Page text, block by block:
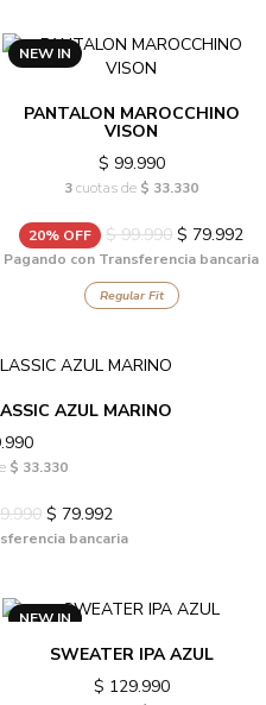
NEW IN
PANTALON MAROCCHINO
VISON
$ 99.990
3cuotas de $ 33.330
20% OFF $ 99.990 $ 79.992
Pagando con Transferencia bancaria
Regular Fit
AZUL MARINO
$ 33.330
$ 79.992
bancaria
NEW IN
SWEATER IPA AZUL
$ 129.990